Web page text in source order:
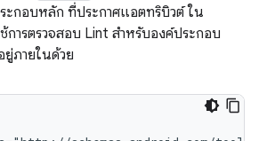
ะกอบหลัก ที่ประกาศแอตทริบิวต์ ใน
การตรวจสอบ Lint สำหรับองค์ประกอบ
ภายในด้วย